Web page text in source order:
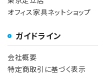
オフィス家具ネットショップ
ガイドライン
会社概要
特定商取引に基づく表示